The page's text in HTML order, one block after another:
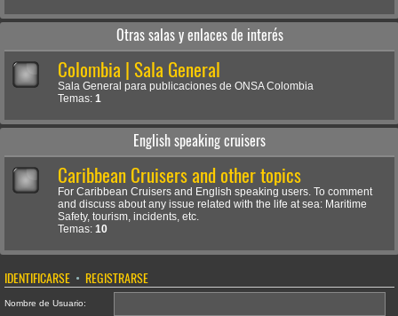
Otras salas y enlaces de interés
Colombia | Sala General
Sala General para publicaciones de ONSA Colombia
Temas: 1
English speaking cruisers
Caribbean Cruisers and other topics
For Caribbean Cruisers and English speaking users. To comment
and discuss about any issue related with the life at sea: Maritime
Safety, tourism, incidents, etc.
Temas: 10
IDENTIFICARSE • REGISTRARSE
Nombre de Usuario: